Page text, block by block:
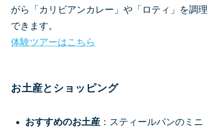
がら「カリビアンカレー」や「ロティ」を調理
できます。
体験ツアーはこちら
お土産とショッピング
おすすめのお土産：スティールパンのミニ